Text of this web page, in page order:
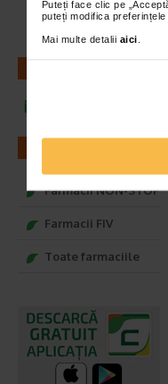
Puteți face clic pe
puteți modifica
Mai multe detalii aici
Seturi cadou
Baylis&Harding
Farmacii NON-STOP
Farmacii FIV
Toate farmaciile